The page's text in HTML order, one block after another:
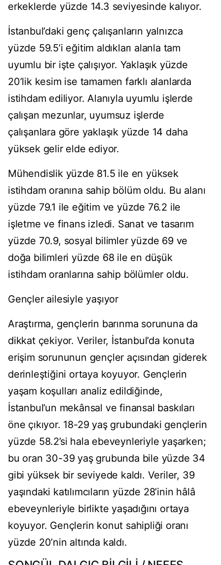
erkeklerde yüzde 14.3 seviyesinde kalıyor.
İstanbul’daki genç çalışanların yalnızca
yüzde 59.5’i eğitim aldıkları alanla tam
uyumlu bir işte çalışıyor. Yaklaşık yüzde
20’lik kesim ise tamamen farklı alanlarda
istihdam ediliyor. Alanıyla uyumlu işlerde
çalışan mezunlar, uyumsuz işlerde
çalışanlara göre yaklaşık yüzde 14 daha
yüksek gelir elde ediyor.
Mühendislik yüzde 81.5 ile en yüksek
istihdam oranına sahip bölüm oldu. Bu alanı
yüzde 79.1 ile eğitim ve yüzde 76.2 ile
işletme ve finans izledi. Sanat ve tasarım
yüzde 70.9, sosyal bilimler yüzde 69 ve
doğa bilimleri yüzde 68 ile en düşük
istihdam oranlarına sahip bölümler oldu.
Gençler ailesiyle yaşıyor
Araştırma, gençlerin barınma sorununa da
dikkat çekiyor. Veriler, İstanbul’da konuta
erişim sorununun gençler açısından giderek
derinleştiğini ortaya koyuyor. Gençlerin
yaşam koşulları analiz edildiğinde,
İstanbul’un mekânsal ve finansal baskıları
öne çıkıyor. 18-29 yaş grubundaki gençlerin
yüzde 58.2’si hala ebeveynleriyle yaşarken;
bu oran 30-39 yaş grubunda bile yüzde 34
gibi yüksek bir seviyede kaldı. Veriler, 39
yaşındaki katılımcıların yüzde 28’inin hâlâ
ebeveynleriyle birlikte yaşadığını ortaya
koyuyor. Gençlerin konut sahipliği oranı
yüzde 20’nin altında kaldı.